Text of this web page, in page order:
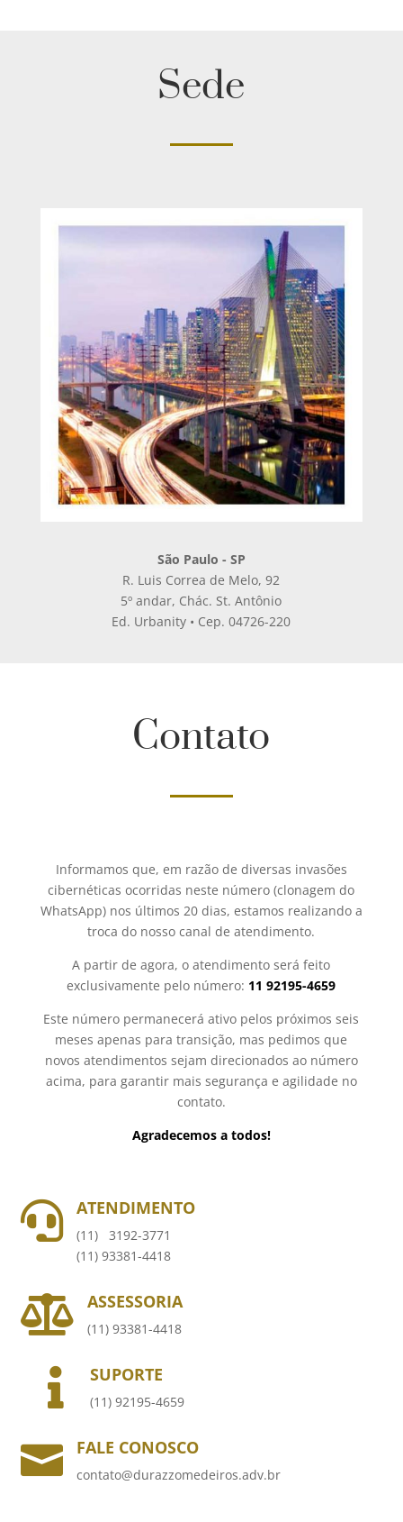
Sede
São Paulo - SP
R. Luis Correa de Melo, 92
5º andar, Chác. St. Antônio
Ed. Urbanity • Cep. 04726-220
Contato
Informamos que, em razão de diversas invasões
cibernéticas ocorridas neste número (clonagem do
WhatsApp) nos últimos 20 dias, estamos realizando a
troca do nosso canal de atendimento.
A partir de agora, o atendimento será feito
exclusivamente pelo número: 11 92195-4659
Este número permanecerá ativo pelos próximos seis
meses apenas para transição, mas pedimos que
novos atendimentos sejam direcionados ao número
acima, para garantir mais segurança e agilidade no
contato.
Agradecemos a todos!
 ATENDIMENTO
(11) 3192-3771
(11) 93381-4418
 ASSESSORIA
(11) 93381-4418
 SUPORTE
(11) 92195-4659
 FALE CONOSCO
contato@durazzomedeiros.adv.br